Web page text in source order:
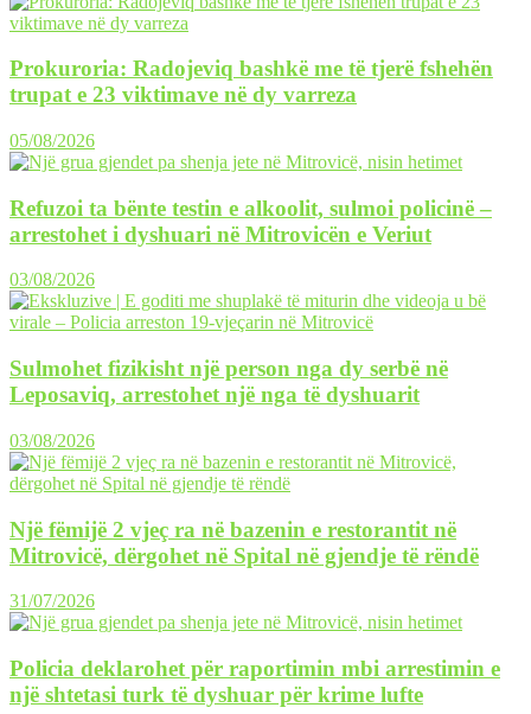
Prokuroria: Radojeviq bashkë me të tjerë fshehën
trupat e 23 viktimave në dy varreza
05/08/2026
Refuzoi ta bënte testin e alkoolit, sulmoi policinë –
arrestohet i dyshuari në Mitrovicën e Veriut
03/08/2026
Sulmohet fizikisht një person nga dy serbë në
Leposaviq, arrestohet një nga të dyshuarit
03/08/2026
Një fëmijë 2 vjeç ra në bazenin e restorantit në
Mitrovicë, dërgohet në Spital në gjendje të rëndë
31/07/2026
Policia deklarohet për raportimin mbi arrestimin e
një shtetasi turk të dyshuar për krime lufte